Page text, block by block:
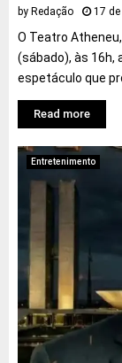
by Redação 17
O Teatro
(sábado), às 16h,
espetáculo que
Read more
Entretenimento